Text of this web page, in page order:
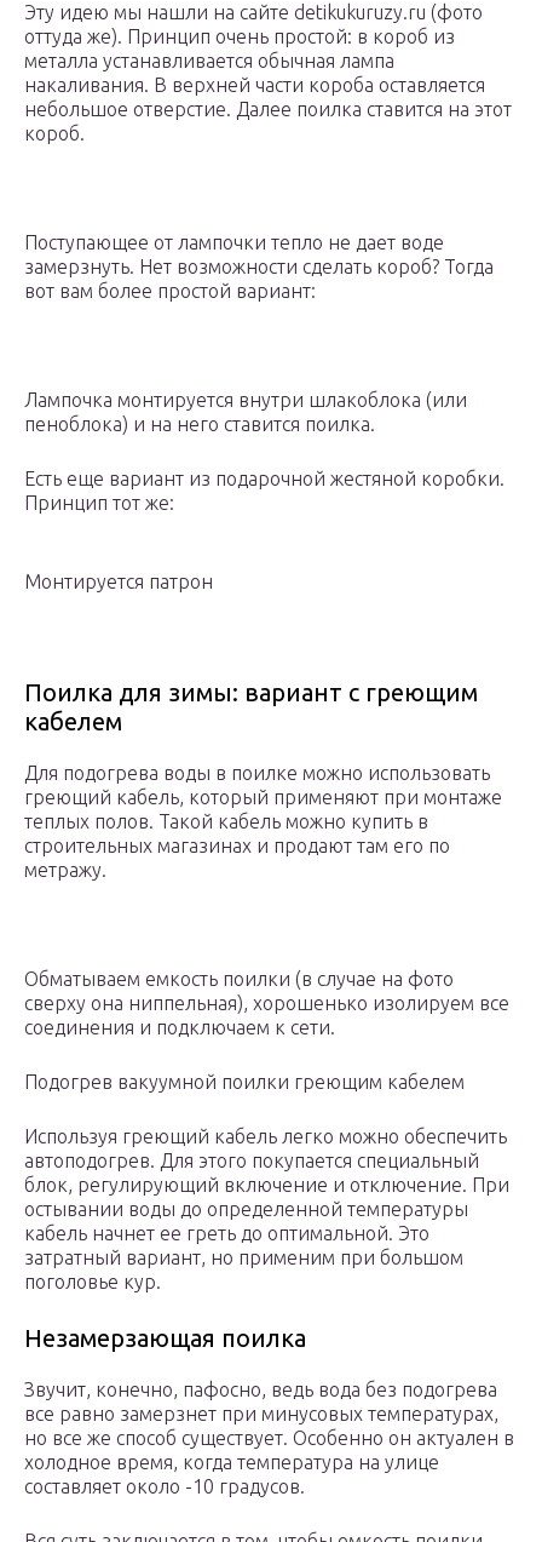
Эту идею мы нашли на сайте detikukuruzy.ru (фото
оттуда же). Принцип очень простой: в короб из
металла устанавливается обычная лампа
накаливания. В верхней части короба оставляется
небольшое отверстие. Далее поилка ставится на этот
короб.
Поступающее от лампочки тепло не дает воде
замерзнуть. Нет возможности сделать короб? Тогда
вот вам более простой вариант:
Лампочка монтируется внутри шлакоблока (или
пеноблока) и на него ставится поилка.
Есть еще вариант из подарочной жестяной коробки.
Принцип тот же:
Монтируется патрон
Поилка для зимы: вариант с греющим
кабелем
Для подогрева воды в поилке можно использовать
греющий кабель, который применяют при монтаже
теплых полов. Такой кабель можно купить в
строительных магазинах и продают там его по
метражу.
Обматываем емкость поилки (в случае на фото
сверху она ниппельная), хорошенько изолируем все
соединения и подключаем к сети.
Подогрев вакуумной поилки греющим кабелем
Используя греющий кабель легко можно обеспечить
автоподогрев. Для этого покупается специальный
блок, регулирующий включение и отключение. При
остывании воды до определенной температуры
кабель начнет ее греть до оптимальной. Это
затратный вариант, но применим при большом
поголовье кур.
Незамерзающая поилка
Звучит, конечно, пафосно, ведь вода без подогрева
все равно замерзнет при минусовых температурах,
но все же способ существует. Особенно он актуален в
холодное время, когда температура на улице
составляет около -10 градусов.